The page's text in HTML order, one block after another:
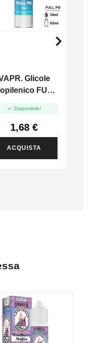
Glicole
FULL
 Disponibile!
1,68 €
ACQUISTA
